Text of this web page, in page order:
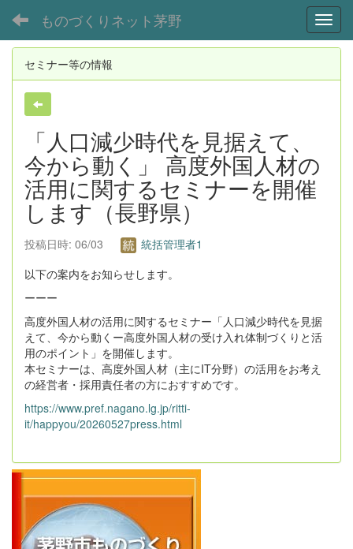
ものづくりネット茅野
セミナー等の情報
「人口減少時代を見据えて、
今から動く」 高度外国人材の
活用に関するセミナーを開催
します（長野県）
投稿日時: 06/03
統括管理者1
以下の案内をお知らせします。
ーーー
高度外国人材の活用に関するセミナー「人口減少時代を見据
えて、今から動くー高度外国人材の受け入れ体制づくりと活
用のポイント」を開催します。
本セミナーは、高度外国人材（主にIT分野）の活用をお考え
の経営者・採用責任者の方におすすめです。
https://www.pref.nagano.lg.jp/ritti-
it/happyou/20260527press.html